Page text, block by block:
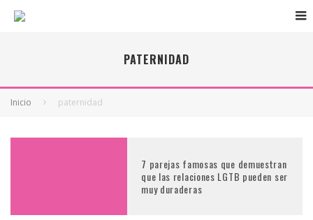
PATERNIDAD
Inicio paternidad
7 parejas famosas que demuestran
que las relaciones LGTB pueden ser
muy duraderas